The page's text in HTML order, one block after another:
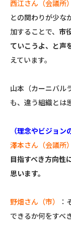
西江さん（会議所）
との関わりが少な
加することで、 市
ていこうよ、と声
えています。
山本（カーニバル
も、違う組織とは
（理念やビジョン
澤本さん（会議所）
目指すべき方向性
思います。
野畑さん（市）
できるか何をすべ